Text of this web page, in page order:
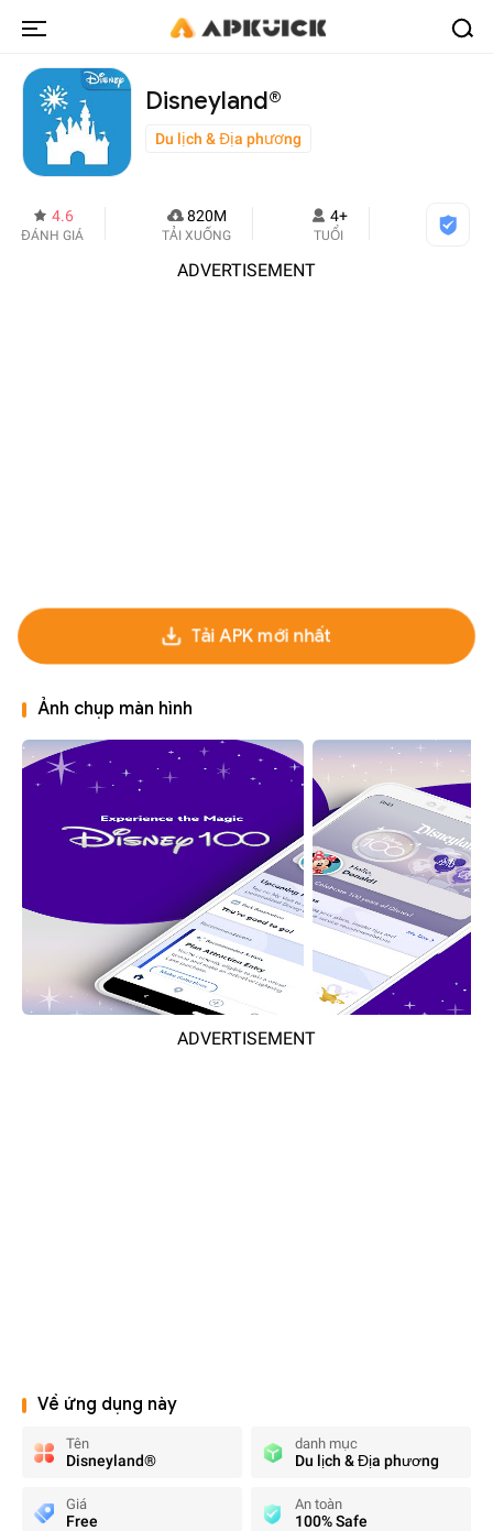
Disneyland®
Du lịch & Địa phương
4.6
ĐÁNH GIÁ
820M
TẢI XUỐNG
4+
TUỔI
ADVERTISEMENT
Tải APK mới nhất
Ảnh chụp màn hình
ADVERTISEMENT
Về ứng dụng này
Tên
Disneyland®
danh mục
Du lịch & Địa phương
Giá
Free
An toàn
100% Safe